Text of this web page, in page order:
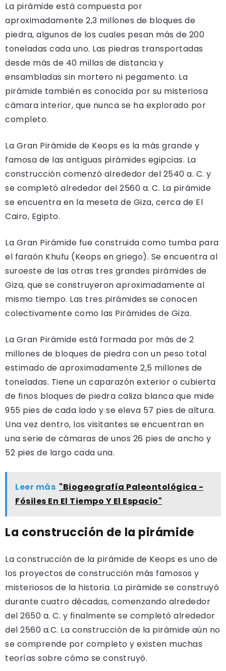
La pirámide está compuesta por
aproximadamente 2,3 millones de bloques de
piedra, algunos de los cuales pesan más de 200
toneladas cada uno. Las piedras transportadas
desde más de 40 millas de distancia y
ensambladas sin mortero ni pegamento. La
pirámide también es conocida por su misteriosa
cámara interior, que nunca se ha explorado por
completo.
La Gran Pirámide de Keops es la más grande y
famosa de las antiguas pirámides egipcias. La
construcción comenzó alrededor del 2540 a. C. y
se completó alrededor del 2560 a. C. La pirámide
se encuentra en la meseta de Giza, cerca de El
Cairo, Egipto.
La Gran Pirámide fue construida como tumba para
el faraón Khufu (Keops en griego). Se encuentra al
suroeste de las otras tres grandes pirámides de
Giza, que se construyeron aproximadamente al
mismo tiempo. Las tres pirámides se conocen
colectivamente como las Pirámides de Giza.
La Gran Pirámide está formada por más de 2
millones de bloques de piedra con un peso total
estimado de aproximadamente 2,5 millones de
toneladas. Tiene un caparazón exterior o cubierta
de finos bloques de piedra caliza blanca que mide
955 pies de cada lado y se eleva 57 pies de altura.
Una vez dentro, los visitantes se encuentran en
una serie de cámaras de unos 26 pies de ancho y
52 pies de largo cada una.
Leer más "Biogeografía Paleontológica -
Fósiles En El Tiempo Y El Espacio"
La construcción de la pirámide
La construcción de la pirámide de Keops es uno de
los proyectos de construcción más famosos y
misteriosos de la historia. La pirámide se construyó
durante cuatro décadas, comenzando alrededor
del 2650 a. C. y finalmente se completó alrededor
del 2560 a.C. La construcción de la pirámide aún no
se comprende por completo y existen muchas
teorías sobre cómo se construyó.